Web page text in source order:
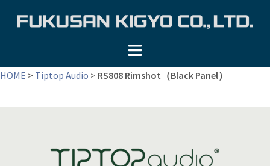
ツ
HOME > Tiptop Audio > RS808 Rimshot（Black Panel）